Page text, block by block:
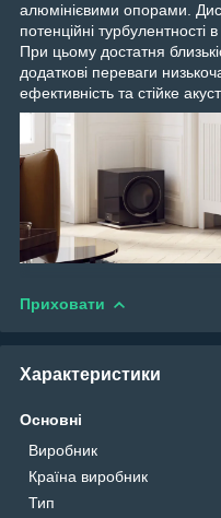
алюмінієвими опорами.
потенційні турбулентності
При цьому достатня
додаткові переваги
ефективність та стійке
Приховати
Характеристики
Основні
Виробник
Країна виробник
Тип